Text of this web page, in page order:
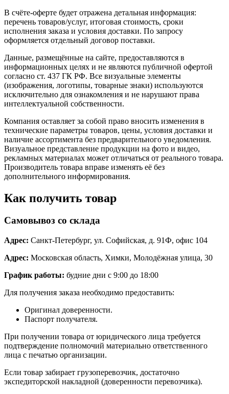
В счёте-оферте будет отражена детальная информация:
перечень товаров/услуг, итоговая стоимость, сроки
исполнения заказа и условия доставки. По запросу
оформляется отдельный договор поставки.
Данные, размещённые на сайте, предоставляются в
информационных целях и не являются публичной офертой
согласно ст. 437 ГК РФ. Все визуальные элементы
(изображения, логотипы, товарные знаки) используются
исключительно для ознакомления и не нарушают права
интеллектуальной собственности.
Компания оставляет за собой право вносить изменения в
технические параметры товаров, цены, условия доставки и
наличие ассортимента без предварительного уведомления.
Визуальное представление продукции на фото и видео,
рекламных материалах может отличаться от реального товара.
Производитель товара вправе изменять её без
дополнительного информирования.
Как получить товар
Самовывоз со склада
Адрес: Санкт-Петербург, ул. Софийская, д. 91Ф, офис 104
Адрес: Московская область, Химки, Молодёжная улица, 30
График работы: будние дни с 9:00 до 18:00
Для получения заказа необходимо предоставить:
Оригинал доверенности.
Паспорт получателя.
При получении товара от юридического лица требуется
подтверждение полномочий материально ответственного
лица с печатью организации.
Если товар забирает грузоперевозчик, достаточно
экспедиторской накладной (доверенности перевозчика).